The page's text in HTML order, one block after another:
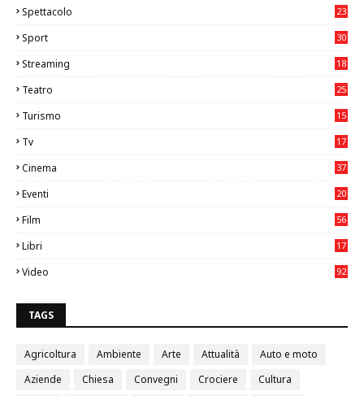
Spettacolo 23
Sport
30
Streaming 18
Teatro
25
Turismo
15
Tv
17
Cinema
37
Eventi
20
Film
56
Libri
17
Video
92
TAGS
Agricoltura Ambiente Arte Attualità
Auto e moto
Aziende
Chiesa Convegni Crociere
Cultura